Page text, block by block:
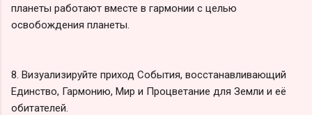
планеты работают вместе в гармонии с целью
освобождения планеты.
8. Визуализируйте приход События, восстанавливающий
Единство, Гармонию, Мир и Процветание для Земли и её
обитателей.